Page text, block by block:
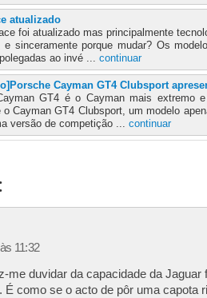
atualizado
foi atualizado mas principalmente
e sinceramente porque mudar? Os
ao invé ... continuar
Cayman GT4 Clubsport
GT4 é o Cayman mais extremo
o Cayman GT4 Clubsport, um modelo
versão de competição ... continuar
11:32
me duvidar da capacidade da Jaguar
É como se o acto de pôr uma capota